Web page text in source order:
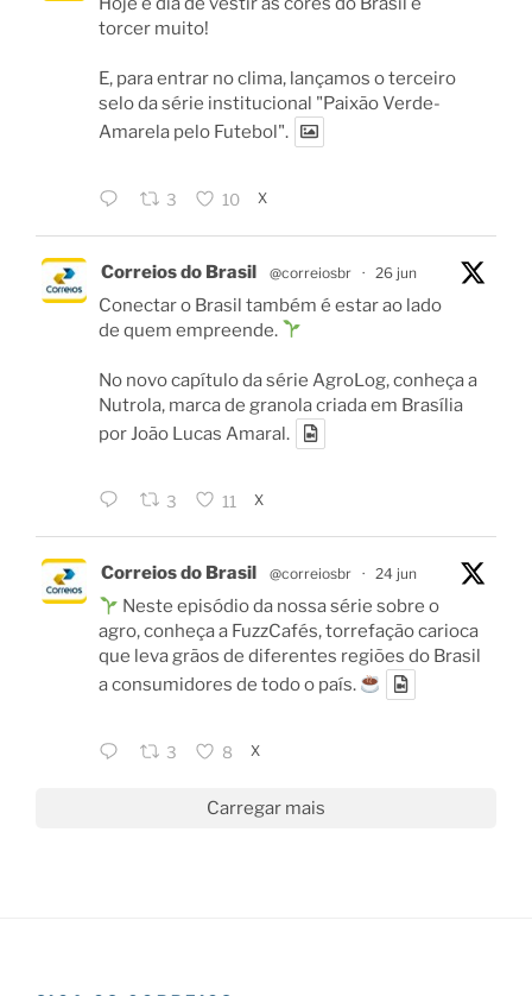
torcer muito!
E, para entrar no clima, lançamos o terceiro
selo da série institucional "Paixão Verde-
Amarela pelo Futebol".
3 10 X
Correios do Brasil @correiosbr · 26 jun
Conectar o Brasil também é estar ao lado
de quem empreende.
No novo capítulo da série AgroLog, conheça a
Nutrola, marca de granola criada em Brasília
por João Lucas Amaral.
3 11 X
Correios do Brasil @correiosbr · 24 jun
Neste episódio da nossa série sobre o
agro, conheça a FuzzCafés, torrefação carioca
que leva grãos de diferentes regiões do Brasil
a consumidores de todo o país.
3 8 X
Carregar mais